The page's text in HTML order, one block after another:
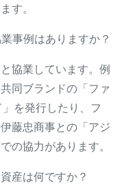
す。
事例はありますか？
協業しています。例
同ブランドの「ファ
を発行したり、フ
藤忠商事との「アジ
の協力があります。
産は何ですか？